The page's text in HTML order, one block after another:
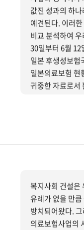
값진 성과의 하나라고 생각된다. 그러나 우리나라 농촌에
예견된다. 이러
비교 분석하여 우리
30일부터 6월 12
일본 후생성보험
일본의료보험 현
귀중한 자료로서
복지사회 건설은
유례가 없을 만
방치되어왔다.
의료보험사업의 시행 등